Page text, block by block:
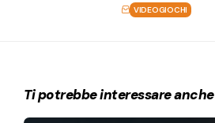
VIDEOGIOCHI
Ti potrebbe interessare anche